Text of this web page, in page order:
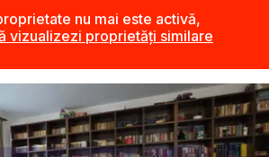
nu mai este activă,
vizualizezi proprietăți similare